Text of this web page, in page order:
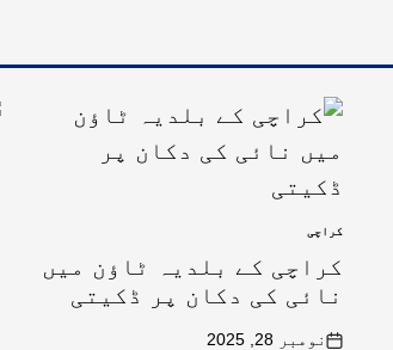
کراچی
کراچی کے بلدیہ ٹاؤن میں
نائی کی دکان پر ڈکیتی
نومبر 28, 2025